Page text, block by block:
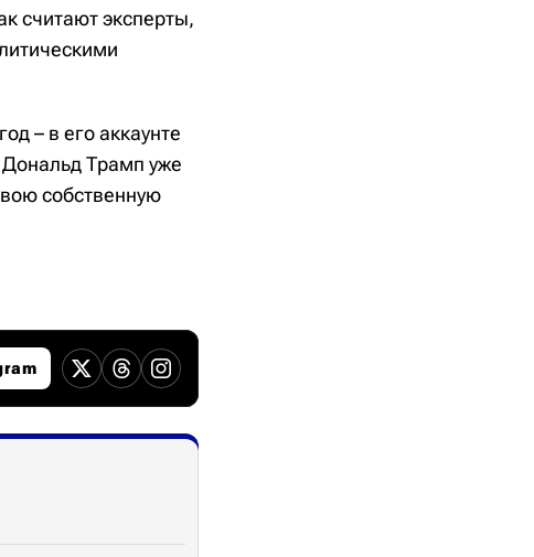
считают эксперты,
– в его аккаунте
Трамп уже
собственную